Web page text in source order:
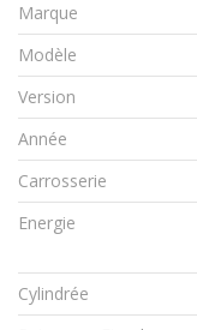
Marque
Modèle
Version
Année
Carrosserie
Energie
Cylindrée